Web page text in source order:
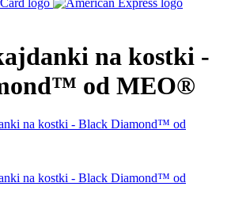
na kostki -
od MEO®